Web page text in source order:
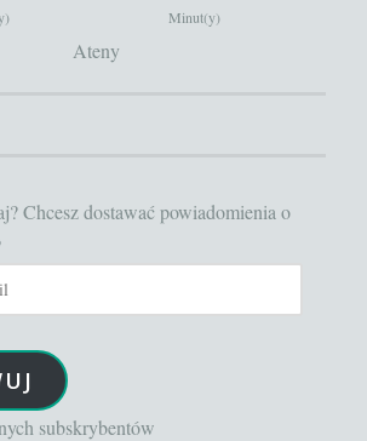
Minut(y)
Ateny
Chcesz dostawać powiadomienia o
subskrybentów